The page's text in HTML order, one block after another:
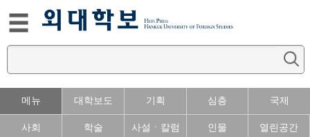
메뉴 대학보도 기획 심층 국제
사회 학술 사설ㆍ칼럼 인물 열린공간